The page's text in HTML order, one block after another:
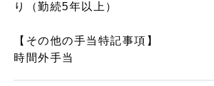
り（勤続5年以上）
【その他の手当特記事項】
時間外手当